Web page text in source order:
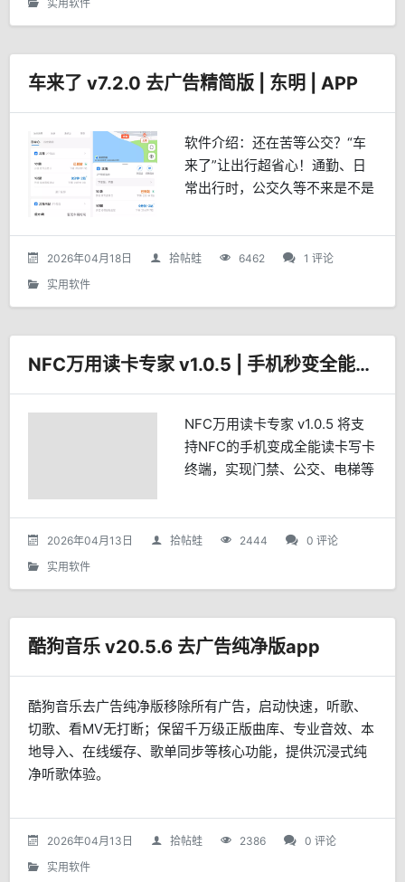
实用软件
车来了 v7.2.0 去广告精简版 | 东明 | APP
软件介绍：还在苦等公交？“车
来了”让出行超省心！通勤、日
常出行时，公交久等不来是不是
公交查询神器，帮你告别焦虑。
精准定位，实时追踪公交位置，
2026年04月18日 拾帖蛙 6462
1 评论
实用软件
NFC万用读卡专家 v1.0.5 | 手机秒变全能NFC管理终端
NFC万用读卡专家 v1.0.5 将支
持NFC的手机变成全能读卡写卡
终端，实现门禁、公交、电梯等
操作简便、安全免费。
2026年04月13日 拾帖蛙 2444
0 评论
实用软件
酷狗音乐 v20.5.6 去广告纯净版app
酷狗音乐去广告纯净版移除所有广告，启动快速，听歌、
切歌、看MV无打断；保留千万级正版曲库、专业音效、本
地导入、在线缓存、歌单同步等核心功能，提供沉浸式纯
净听歌体验。
2026年04月13日 拾帖蛙 2386
0 评论
实用软件